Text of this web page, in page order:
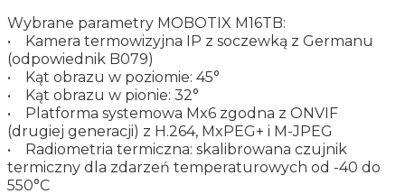
Wybrane parametry MOBOTIX M16TB:
• Kamera termowizyjna IP z soczewką z Germanu
(odpowiednik B079)
• Kąt obrazu w poziomie: 45°
• Kąt obrazu w pionie: 32°
• Platforma systemowa Mx6 zgodna z ONVIF
(drugiej generacji) z H.264, MxPEG+ i M-JPEG
• Radiometria termiczna: skalibrowana czujnik
termiczny dla zdarzeń temperaturowych od -40 do
550°C